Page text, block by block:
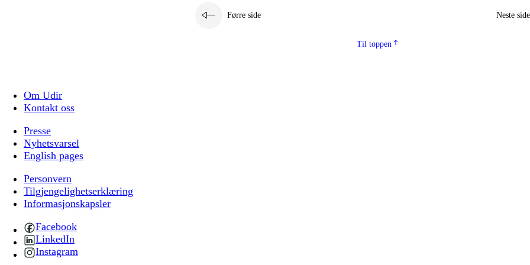
Førre side Neste side
Til toppen
Om Udir
Kontakt oss
Presse
Nyhetsvarsel
English pages
Personvern
Tilgjengelighetserklæring
Informasjonskapsler
Facebook
LinkedIn
Instagram